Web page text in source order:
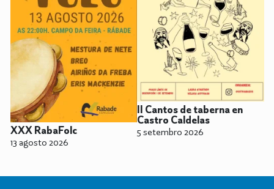
XXX RabaFolc
13 agosto 2026
II Cantos de taberna en
Castro Caldelas
5 setembro 2026